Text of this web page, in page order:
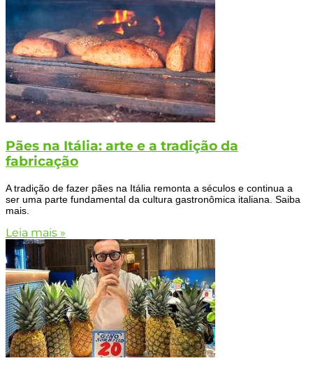
Pães na Itália: arte e a tradição da
fabricação
A tradição de fazer pães na Itália remonta a séculos e continua a
ser uma parte fundamental da cultura gastronômica italiana. Saiba
mais.
Leia mais »